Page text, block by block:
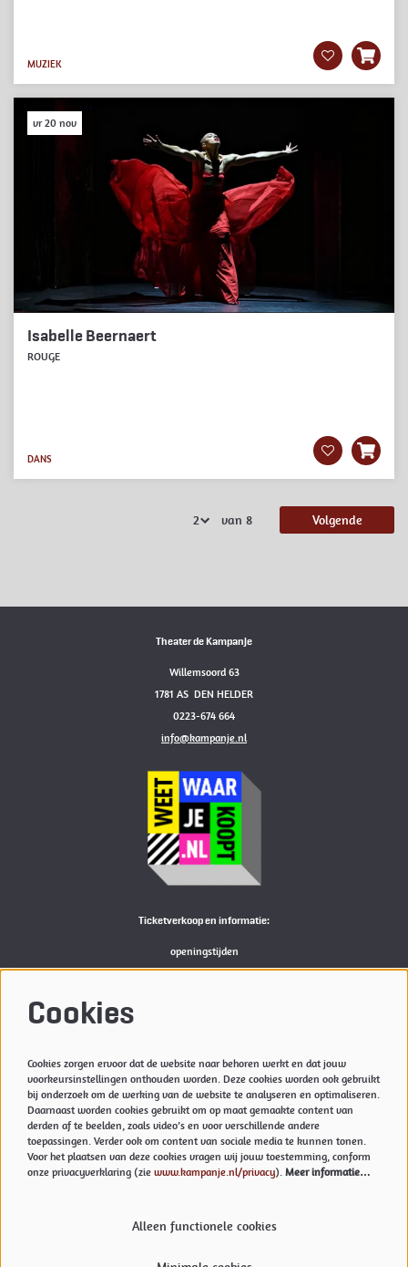
MUZIEK
Isabelle Beernaert
ROUGE
vr 20 nov
DANS
van 8 Volgende
Theater de Kampanje
Willemsoord 63
1781 AS DEN HELDER
0223-674 664
info@kampanje.nl
Ticketverkoop en informatie:
openingstijden
Bekijkhierde actuele openingstijden van de Kampanje
Privacyverklaring & Cookies
Techniek
Vacatures
Volg ons
Cookies
Cookies zorgen ervoor dat de website naar behoren werkt en dat jouw
voorkeursinstellingen onthouden worden. Deze cookies worden ook gebruikt
bij onderzoek om de werking van de website te analyseren en optimaliseren.
Daarnaast worden cookies gebruikt om op maat gemaakte content van
derden af te beelden, zoals video’s en voor verschillende andere
toepassingen. Verder ook om content van sociale media te kunnen tonen.
Voor het plaatsen van deze cookies vragen wij jouw toestemming, conform
onze privacyverklaring (zie www.kampanje.nl/privacy). Meer informatie…
Alleen functionele cookies